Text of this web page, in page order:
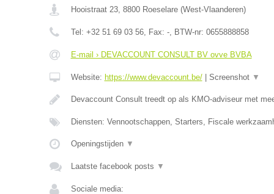
Hooistraat 23, 8800 Roeselare(West-Vlaanderen)
Tel: +32 51 69 03 56, Fax: -, BTW-nr: 0655888858
E-mail › DEVACCOUNT CONSULT BV ovve BVBA
Website: https://www.devaccount.be/| Screenshot ▼
Devaccount Consult treedt op als KMO-adviseur met
Diensten: Vennootschappen, Starters, Fiscale
Openingstijden ▼
Laatste facebook posts ▼
Sociale media: